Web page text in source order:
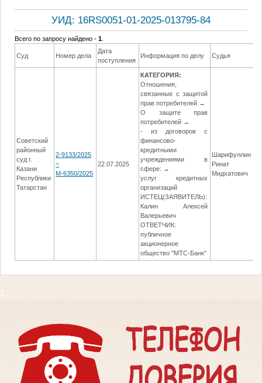
УИД: 16RS0051-01-2025-013795-84
Всего по запросу найдено -1
Суд Номер дела
Дата
поступления
Информация по делу Судья
Советский
районный
суд г.
Казани
Республики
Татарстан
2-9133/2025
~
М-6350/2025
22.07.2025
КАТЕГОРИЯ:
Отношения,
связанные с защитой
прав потребителей →
О защите прав
потребителей →
- из договоров с
финансово-
кредитными
учреждениями в
сфере: →
услуг кредитных
организаций
ИСТЕЦ(ЗАЯВИТЕЛЬ):
Калин Алексей
Валерьевич
ОТВЕТЧИК:
публичное
акционерное
общество "МТС-Банк"
Шарифуллин
Ринат
Мидхатович
1